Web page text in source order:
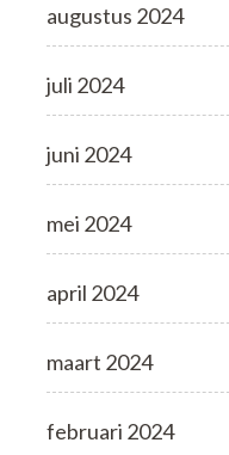
augustus 2024
juli 2024
juni 2024
mei 2024
april 2024
maart 2024
februari 2024